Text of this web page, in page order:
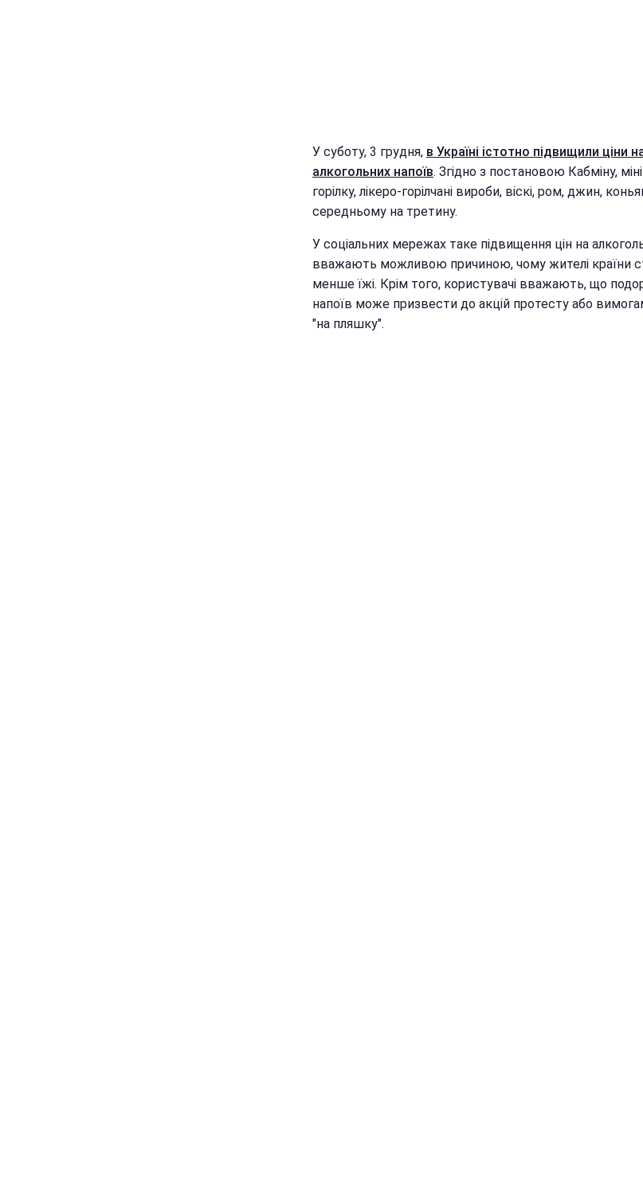
У суботу, 3 грудня, в Україні істотно підвищили ціни
алкогольних напоїв. Згідно з постановою Кабміну,
горілку, лікеро-горілчані вироби, віскі, ром, джин,
середньому на третину.
У соціальних мережах таке підвищення цін на
вважають можливою причиною, чому жителі країни
менше їжі. Крім того, користувачі вважають, що
напоїв може призвести до акцій протесту або
"на пляшку".